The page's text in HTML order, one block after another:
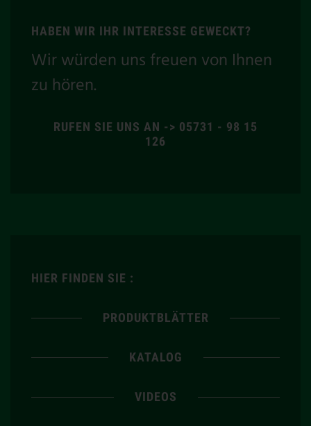
HABEN WIR IHR INTERESSE GEWECKT?
Wir würden uns freuen von Ihnen
zu hören.
RUFEN SIE UNS AN -> 05731 - 98 15
126
HIER FINDEN SIE :
PRODUKTBLÄTTER
KATALOG
VIDEOS